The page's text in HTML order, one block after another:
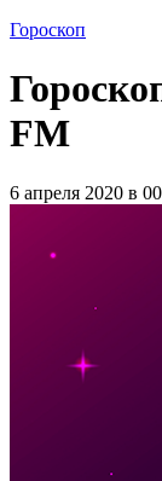
Гороскоп
FM
6 апреля 2020 в